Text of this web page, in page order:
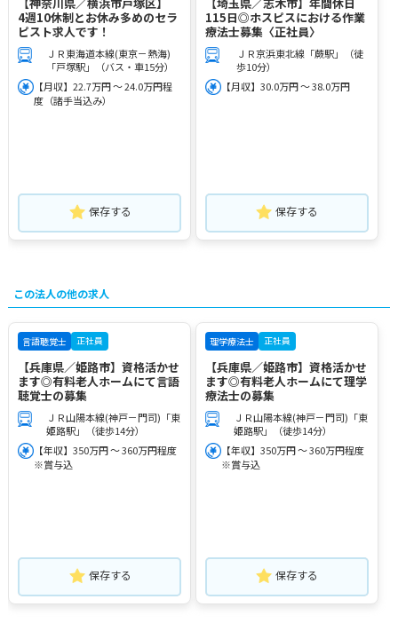
【神奈川県／横浜市戸塚区】
4週10休制とお休み多めのセラ
ピスト求人です！
ＪＲ東海道本線(東京－熱海)
「戸塚駅」（バス・車15分）
【月収】22.7万円 ～ 24.0万円程
度（諸手当込み）
保存する
【埼玉県／志木市】年間休日
115日◎ホスピスにおける作業
療法士募集〈正社員〉
ＪＲ京浜東北線「蕨駅」（徒
歩10分）
【月収】30.0万円 ～ 38.0万円
保存する
この法人の他の求人
言語聴覚士 正社員
【兵庫県／姫路市】資格活かせ
ます◎有料老人ホームにて言語
聴覚士の募集
ＪＲ山陽本線(神戸－門司)「東
姫路駅」（徒歩14分）
【年収】350万円 ～ 360万円程度
※賞与込
保存する
理学療法士 正社員
【兵庫県／姫路市】資格活かせ
ます◎有料老人ホームにて理学
療法士の募集
ＪＲ山陽本線(神戸－門司)「東
姫路駅」（徒歩14分）
【年収】350万円 ～ 360万円程度
※賞与込
保存する